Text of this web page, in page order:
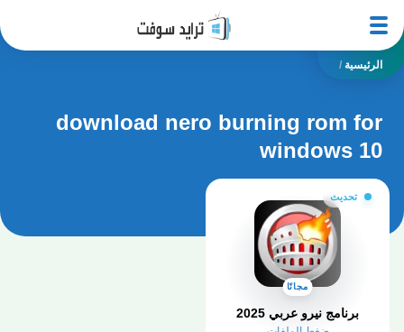
الرئيسية /
download nero burning rom for
windows 10
تحديث
مجانًا
برنامج نيرو عربي 2025